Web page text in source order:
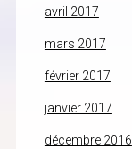
avril 2017
mars 2017
février 2017
janvier 2017
décembre 2016